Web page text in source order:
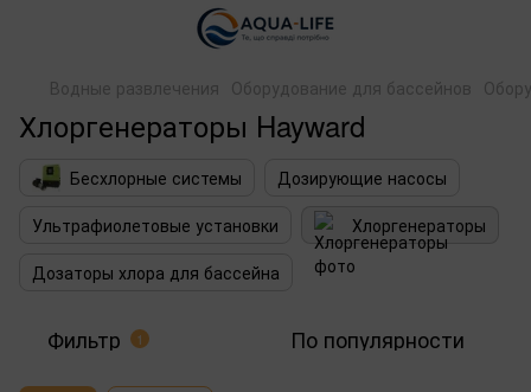
Водные развлечения Оборудование для бассейнов
Хлоргенераторы Hayward
Бесхлорные системы
Дозирующие насосы
Ультрафиолетовые установки
Хлоргенераторы
Дозаторы хлора для бассейна
Фильтр 1 По популярности